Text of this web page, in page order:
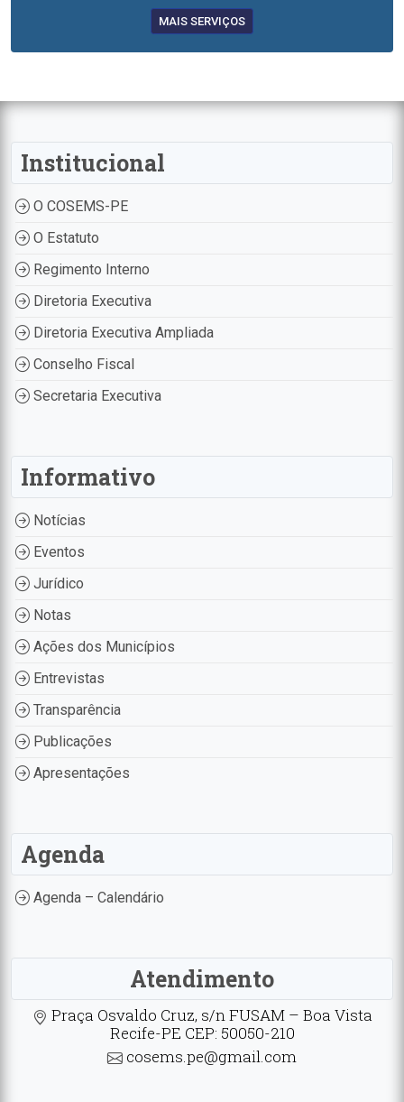
MAIS SERVIÇOS
Institucional
O COSEMS-PE
O Estatuto
Regimento Interno
Diretoria Executiva
Diretoria Executiva Ampliada
Conselho Fiscal
Secretaria Executiva
Informativo
Notícias
Eventos
Jurídico
Notas
Ações dos Municípios
Entrevistas
Transparência
Publicações
Apresentações
Agenda
Agenda – Calendário
Atendimento
Praça Osvaldo Cruz, s/n FUSAM – Boa Vista
Recife-PE CEP: 50050-210
cosems.pe@gmail.com